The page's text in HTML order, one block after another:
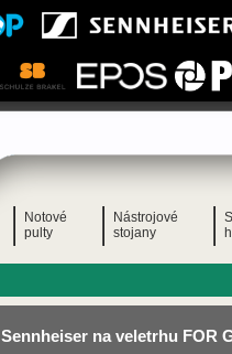
Sennheiser na veletrhu FOR
Notové
pulty
Nástrojové
stojany